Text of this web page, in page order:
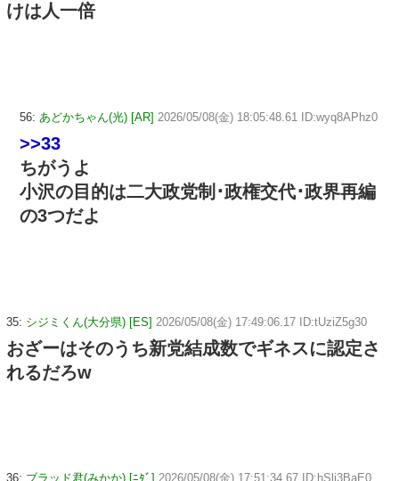
けは人一倍
56: あどかちゃん(光) [AR] 2026/05/08(金) 18:05:48.61 ID:wyq8APhz0
>>33
ちがうよ
小沢の目的は二大政党制･政権交代･政界再編
の3つだよ
35: シジミくん(大分県) [ES] 2026/05/08(金) 17:49:06.17 ID:tUziZ5g30
おざーはそのうち新党結成数でギネスに認定さ
れるだろw
36: ブラッド君(みかか) [ﾆﾀﾞ] 2026/05/08(金) 17:51:34.67 ID:hSli3BaE0